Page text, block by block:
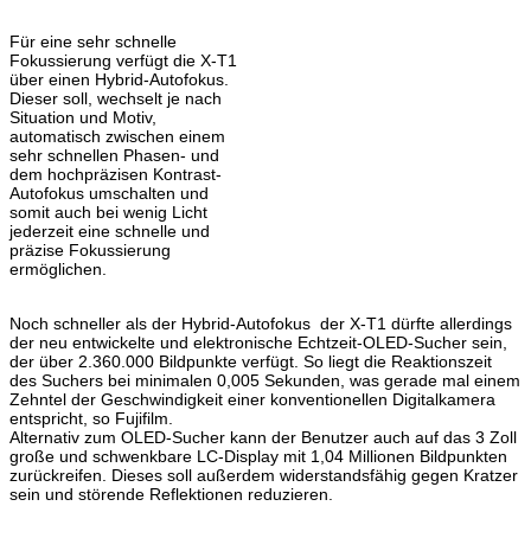
Für eine sehr schnelle
Fokussierung verfügt die X-T1
über einen Hybrid-Autofokus.
Dieser soll, wechselt je nach
Situation und Motiv,
automatisch zwischen einem
sehr schnellen Phasen- und
dem hochpräzisen Kontrast-
Autofokus umschalten und
somit auch bei wenig Licht
jederzeit eine schnelle und
präzise Fokussierung
ermöglichen.
Noch schneller als der Hybrid-Autofokus der X-T1 dürfte allerdings
der neu entwickelte und elektronische Echtzeit-OLED-Sucher sein,
der über 2.360.000 Bildpunkte verfügt. So liegt die Reaktionszeit
des Suchers bei minimalen 0,005 Sekunden, was gerade mal einem
Zehntel der Geschwindigkeit einer konventionellen Digitalkamera
entspricht, so Fujifilm.
Alternativ zum OLED-Sucher kann der Benutzer auch auf das 3 Zoll
große und schwenkbare LC-Display mit 1,04 Millionen Bildpunkten
zurückreifen. Dieses soll außerdem widerstandsfähig gegen Kratzer
sein und störende Reflektionen reduzieren.